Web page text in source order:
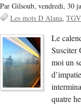
Par Gilsoub, vendredi, 30
Les mots D Alana TGV
Le
Susciter
moi un
quatre